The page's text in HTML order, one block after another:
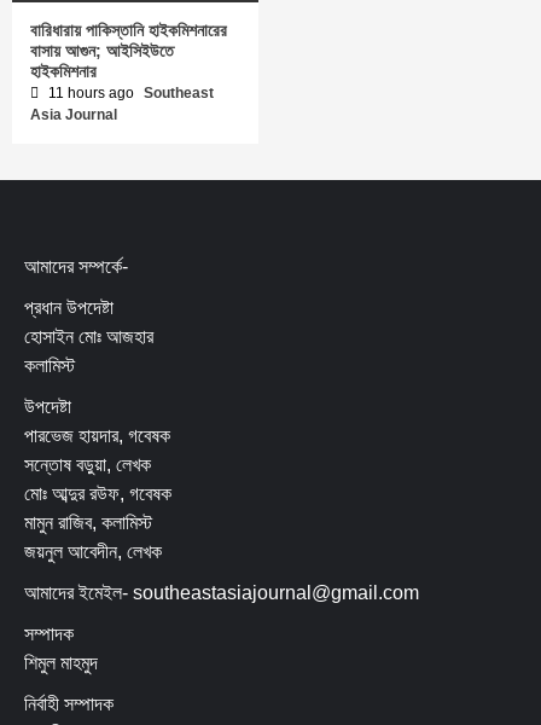
বারিধারায় পাকিস্তানি হাইকমিশনারের
বাসায় আগুন; আইসিইউতে
হাইকমিশনার
11 hours ago Southeast
Asia Journal
আমাদের সম্পর্কে-
প্রধান উপদেষ্টা
হোসাইন মোঃ আজহার
কলামিস্ট
উপদেষ্টা
পারভেজ হায়দার, গবেষক
সন্তোষ বড়ুয়া, লেখক
মোঃ আব্দুর রউফ, গবেষক
মামুন রাজিব, কলামিস্ট
জয়নুল আবেদীন, লেখক
আমাদের ইমেইল- southeastasiajournal@gmail.com
সম্পাদক
শিমুল মাহমুদ
নির্বাহী সম্পাদক